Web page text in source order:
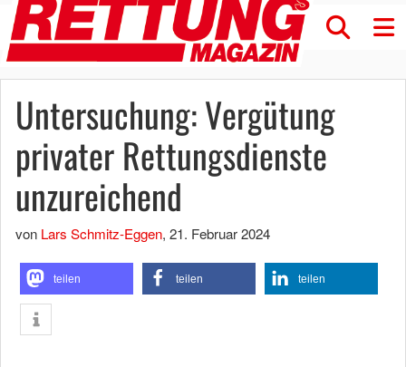
Untersuchung: Vergütung
privater Rettungsdienste
unzureichend
von Lars Schmitz-Eggen, 21. Februar 2024
teilen teilen teilen